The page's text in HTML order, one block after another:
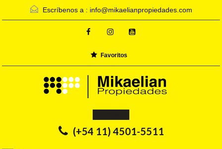
Escríbenos a : info@mikaelianpropiedades.com
Favoritos
(+54 11) 4501-5511